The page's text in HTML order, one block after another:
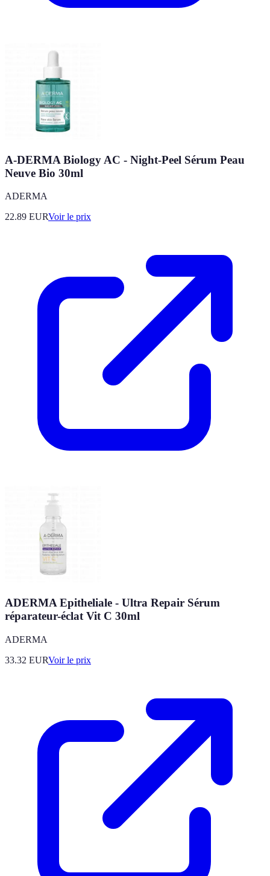
A-DERMA Biology AC - Night-Peel Sérum Peau
Neuve Bio 30ml
ADERMA
22.89 EURVoir le prix
ADERMA Epitheliale - Ultra Repair Sérum
réparateur-éclat Vit C 30ml
ADERMA
33.32 EURVoir le prix